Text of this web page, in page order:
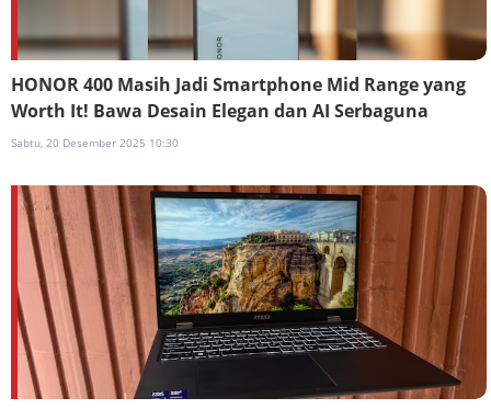
HONOR 400 Masih Jadi Smartphone Mid Range yang
Worth It! Bawa Desain Elegan dan AI Serbaguna
Sabtu, 20 Desember 2025 10:30